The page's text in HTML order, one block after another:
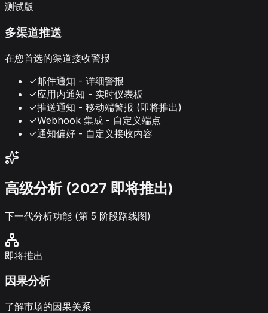
测试版
多渠道推送
在您首选的渠道接收警报
✓邮件通知 - 详细警报
✓应用内通知 - 实时仪表板
✓推送通知 - 移动端警报 (即将推出)
✓Webhook 集成 - 自定义端点
✓通知偏好 - 自定义接收内容
高级分析 (2027 即将推出)
下一代分析功能 (第 5 阶段路线图)
即将推出
因果分析
了解市场的因果关系